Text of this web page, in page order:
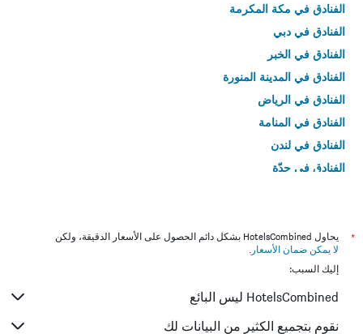
الفنادق في مكة المكرمة
الفنادق في دبي
الفنادق في الخبر
الفنادق في المدينة المنورة
الفنادق في الرياض
الفنادق في المنامة
الفنادق في لندن
الفنادق في جدّة
*
يحاول HotelsCombined بشكل دائم الحصول على الأسعار الدقيقة، ولكن
لا يمكن ضمان الأسعار .
إليك السبب:
HotelsCombined ليس البائع
نقوم بتجميع الكثير من البيانات لك